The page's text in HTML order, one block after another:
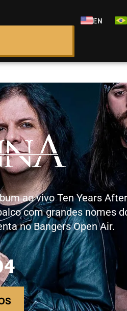
EN
ao vivo Ten Years
com grandes nomes
no Bangers Open Air.